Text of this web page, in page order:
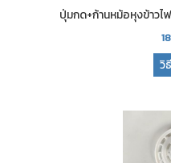
ปุ่มกด+ก้านหม้อหุงข้าวไ
วิ